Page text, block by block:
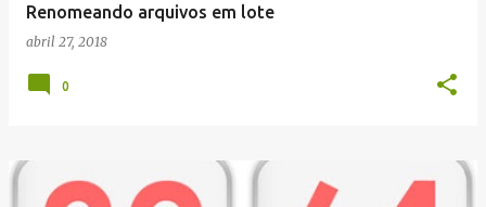
Renomeando arquivos em lote
abril 27, 2018
0